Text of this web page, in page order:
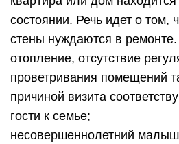
состоянии. Речь идет о том,
стены нуждаются в
отопление, отсутствие
проветривания помещений
причиной визита
гости к семье;
несовершеннолетний